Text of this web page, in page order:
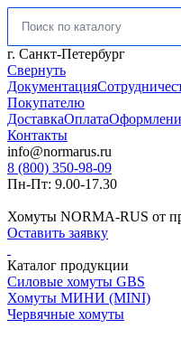
Искать:
г. Санкт-Петербург
Свернуть
Документация
Покупателю
ДоставкаОплата
Контакты
info@normarus.ru
8 (800) 350-98-09
Пн-Пт: 9.00-17.30
Хомуты NORMA-RUS от
Оставить заявку
Каталог продукции
Силовые хомуты GBS
Хомуты МИНИ (MINI)
Червячные хомуты